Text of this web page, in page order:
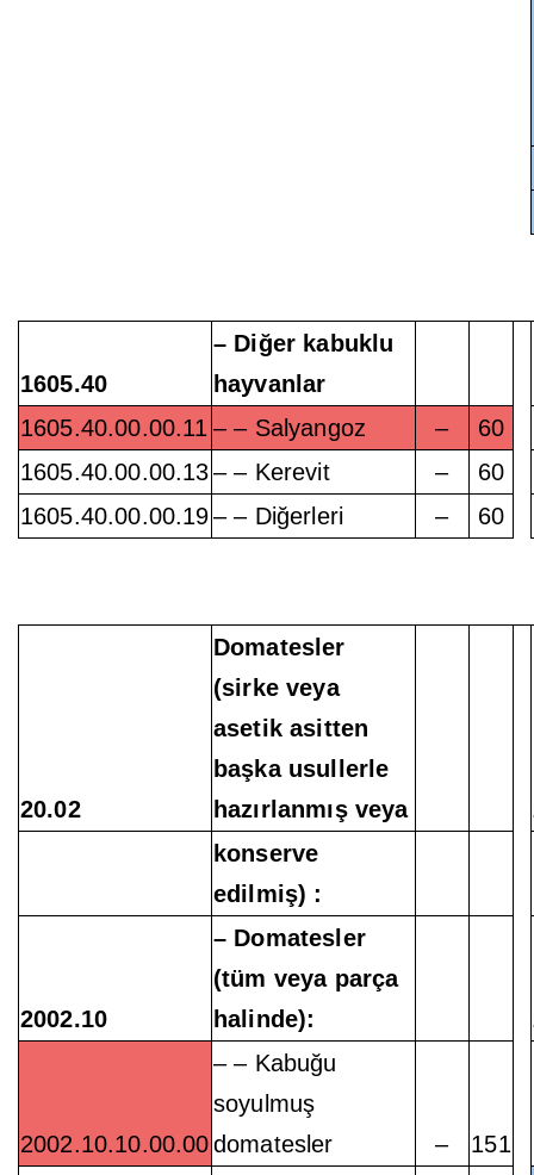
1605.40
– Diğer kabuklu
hayvanlar
1605.40.00.00.11 – – Salyangoz –
60
1605.40.00.00.13– – Kerevit – 60
1605.40.00.00.19– – Diğerleri – 60
20.02
Domatesler
(sirke veya
asetik asitten
başka usullerle
hazırlanmış veya
konserve
edilmiş) :
2002.10
– Domatesler
(tüm veya parça
halinde):
2002.10.10.00.00
– – Kabuğu
soyulmuş
domatesler
– 151